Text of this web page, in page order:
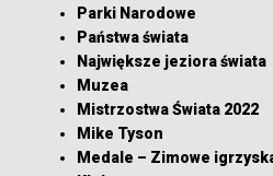
Parki Narodowe
Państwa świata
Największe jeziora świata
Muzea
Mistrzostwa Świata 2022
Mike Tyson
Medale – Zimowe